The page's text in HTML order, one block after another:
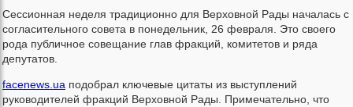
Сессионная неделя традиционно для Верховной Рады началась с
согласительного совета в понедельник, 26 февраля. Это своего
рода публичное совещание глав фракций, комитетов и ряда
депутатов.
facenews.ua подобрал ключевые цитаты из выступлений
руководителей фракций Верховной Рады. Примечательно, что